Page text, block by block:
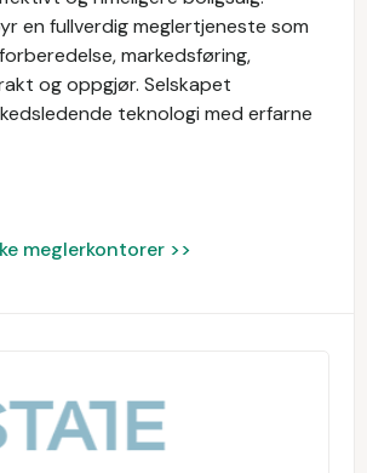
en fullverdig meglertjeneste som
markedsføring,
og oppgjør. Selskapet
teknologi med erfarne
meglerkontorer >>